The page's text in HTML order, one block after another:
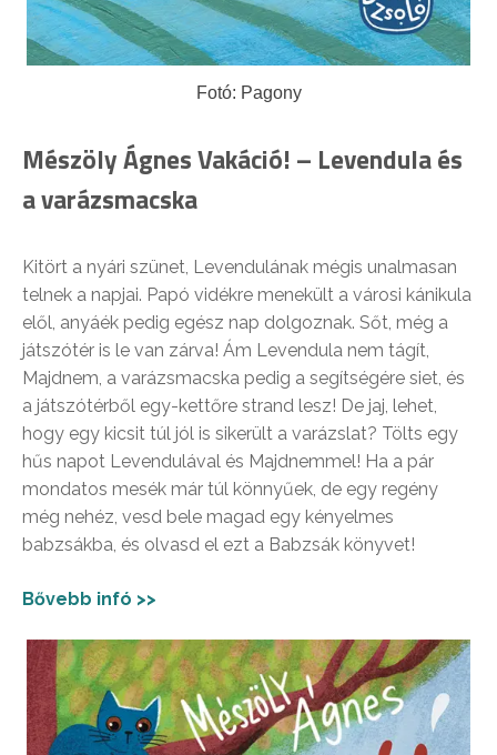
Fotó: Pagony
Mészöly Ágnes Vakáció! – Levendula és
a varázsmacska
Kitört a nyári szünet, Levendulának mégis unalmasan
telnek a napjai. Papó vidékre menekült a városi kánikula
elől, anyáék pedig egész nap dolgoznak. Sőt, még a
játszótér is le van zárva! Ám Levendula nem tágít,
Majdnem, a varázsmacska pedig a segítségére siet, és
a játszótérből egy-kettőre strand lesz! De jaj, lehet,
hogy egy kicsit túl jól is sikerült a varázslat? Tölts egy
hűs napot Levendulával és Majdnemmel! Ha a pár
mondatos mesék már túl könnyűek, de egy regény
még nehéz, vesd bele magad egy kényelmes
babzsákba, és olvasd el ezt a Babzsák könyvet!
Bővebb infó >>